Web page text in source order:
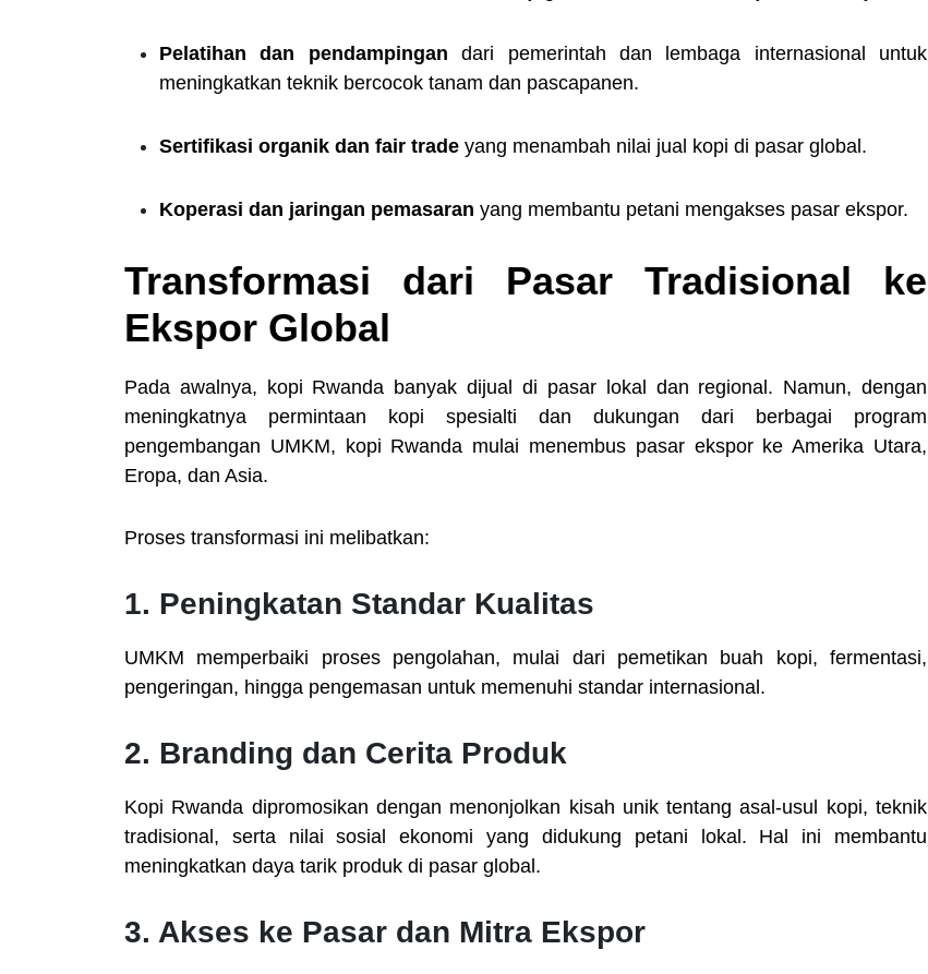
Pelatihan dan pendampingan dari pemerintah dan lembaga internasional untuk
meningkatkan teknik bercocok tanam dan pascapanen.
Sertifikasi organik dan fair trade yang menambah nilai jual kopi di pasar global.
Koperasi dan jaringan pemasaran yang membantu petani mengakses pasar ekspor.
Transformasi dari Pasar Tradisional ke
Ekspor Global
Pada awalnya, kopi Rwanda banyak dijual di pasar lokal dan regional. Namun, dengan
meningkatnya permintaan kopi spesialti dan dukungan dari berbagai program
pengembangan UMKM, kopi Rwanda mulai menembus pasar ekspor ke Amerika Utara,
Eropa, dan Asia.
Proses transformasi ini melibatkan:
1. Peningkatan Standar Kualitas
UMKM memperbaiki proses pengolahan, mulai dari pemetikan buah kopi, fermentasi,
pengeringan, hingga pengemasan untuk memenuhi standar internasional.
2. Branding dan Cerita Produk
Kopi Rwanda dipromosikan dengan menonjolkan kisah unik tentang asal-usul kopi, teknik
tradisional, serta nilai sosial ekonomi yang didukung petani lokal. Hal ini membantu
meningkatkan daya tarik produk di pasar global.
3. Akses ke Pasar dan Mitra Ekspor